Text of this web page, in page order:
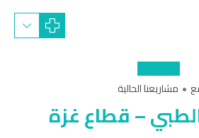
مشاريعنا الحالية
– قطاع غزة